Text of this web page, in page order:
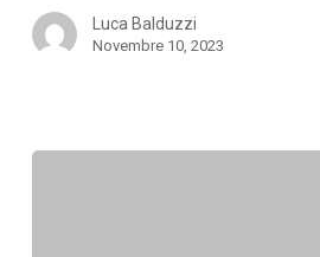
Luca Balduzzi
Novembre 10, 2023